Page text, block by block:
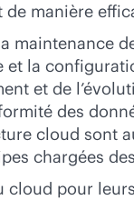
manière
maintenance
la
et de
des
cloud sont
chargées
cloud pour